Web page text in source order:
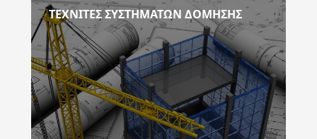
ΤΕΧΝΊΤΕΣ ΣΥΣΤΗΜΆΤΩΝ ΔΌΜΗΣΗΣ